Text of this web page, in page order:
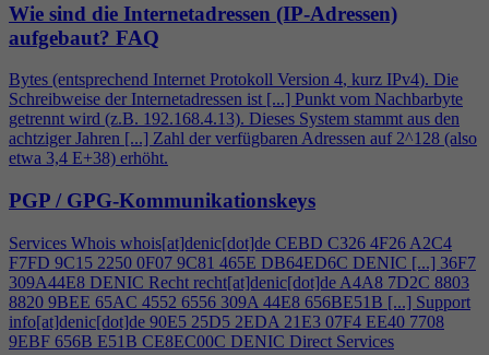
Wie sind die Internetadressen (IP-Adressen)
aufgebaut? FAQ
Bytes (entsprechend Internet Protokoll Version 4, kurz IPv4). Die
Schreibweise der Internetadressen ist [...] Punkt vom Nachbarbyte
getrennt wird (z.B. 192.168.4.13). Dieses System stammt aus den
achtziger Jahren [...] Zahl der verfügbaren Adressen auf 2^128 (also
etwa 3,4 E+38) erhöht.
PGP / GPG-Kommunikationskeys
Services Whois whois[at]denic[dot]de CEBD C326 4F26 A2C4
F7FD 9C15 2250 0F07 9C81 465E DB64ED6C DENIC [...] 36F7
309A44E8 DENIC Recht recht[at]denic[dot]de A4A8 7D2C 8803
8820 9BEE 65AC 4552 6556 309A 44E8 656BE51B [...] Support
info[at]denic[dot]de 90E5 25D5 2EDA 21E3 07F4 EE40 7708
9EBF 656B E51B CE8EC00C DENIC Direct Services